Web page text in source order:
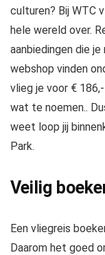
culturen? Bij WTC
hele wereld over.
aanbiedingen die
webshop vinden
vlieg je voor €
wat te noemen..
weet loop jij
Park.
Veilig
Een vliegreis
Daarom het goed